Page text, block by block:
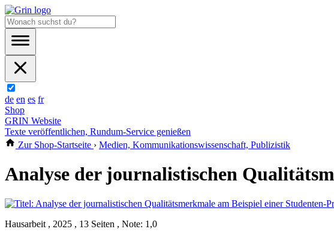
de en es fr
Shop
GRIN Website
Texte veröffentlichen, Rundum-Service genießen
Zur Shop-Startseite › Medien, Kommunikationswissenschaft, Publizistik
Analyse der journalistischen
Hausarbeit , 2025 , 13 Seiten , Note: 1,0